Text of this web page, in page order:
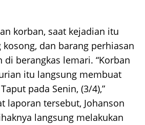
korban, saat kejadian itu
dan barang perhiasan
berangkas lemari. “Korban
itu langsung membuat
pada Senin, (3/4),”
laporan tersebut, Johanson
langsung melakukan